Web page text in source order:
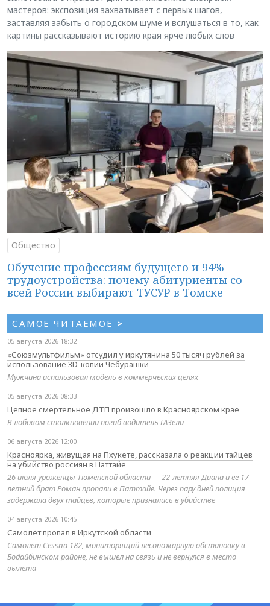
мастеров: экспозиция захватывает с первых шагов,
заставляя забыть о городском шуме и вслушаться в то, как
картины рассказывают историю края ярче любых слов
Общество
Обучение профессиям будущего и 94%
трудоустройства: почему абитуриенты со
всей России выбирают ТУСУР в Томске
САМОЕ ЧИТАЕМОЕ >
05 августа 2026 18:32
«Союзмультфильм» отсудил у иркутянина 50 тысяч рублей за
использование 3D-копии Чебурашки
Мужчина использовал модель в коммерческих целях
05 августа 2026 08:33
Цепное смертельное ДТП произошло в Красноярском крае
В лобовом столкновении погиб водитель ГАЗели
06 августа 2026 12:00
Красноярка, живущая на Пхукете, рассказала о реакции тайцев
на убийство россиян в Паттайе
26 июля уроженцы Тюменской области — 22-летняя Диана и её 17-
летний брат Роман пропали в Паттайе. Через пару дней полиция
задержала двух тайцев, которые признались в убийстве
04 августа 2026 10:45
Самолёт пропал в Иркутской области
Самолёт Cessna 182, мониторящий лесопожарную обстановку в
Бодайбинском районе, не вышел на связь и не вернулся в место
вылета